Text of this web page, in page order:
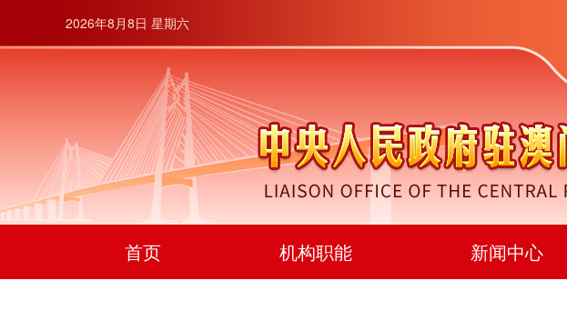
2026年8月8日 星期六
首页 机构职能 新闻中心